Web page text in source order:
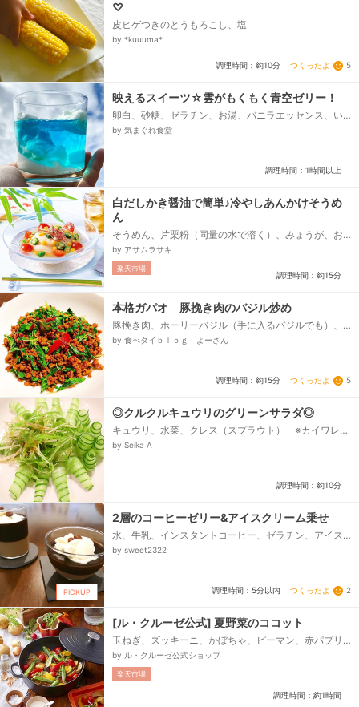
♡
皮ヒゲつきのとうもろこし、塩
by *kuuuma*
調理時間：約10分 つくったよ 5
映えるスイーツ☆雲がもくもく青空ゼリー！
卵白、砂糖、ゼラチン、お湯、バニラエッセンス、い
ろはす(お好みのお味で)、ブルーハワイかかき氷シロッ
by 気まぐれ食堂
調理時間：1時間以上
白だしかき醤油で簡単♪冷やしあんかけそうめ
ん
そうめん、片栗粉（同量の水で溶く）、みょうが、お
ろし生姜、【Ａ】白だしかき醤油、【Ａ】水、【Ａ】
塩、【Ｂ】オクラ、【Ｂ】ミニトマト、【Ｂ】スイー
トコーン...
by アサムラサキ
楽天市場
調理時間：約15分
本格ガパオ 豚挽き肉のバジル炒め
豚挽き肉、ホーリーバジル（手に入るバジルでも）、
ニンニク、生唐辛子、✦ガパオソース材料✦、✦オイス
by 食べタイｂｌｏｇ よーさん
調理時間：約15分 つくったよ 5
◎クルクルキュウリのグリーンサラダ◎
キュウリ、水菜、クレス（スプラウト） ※カイワレ大
根など、おろしポン酢、生七味（チューブ使用）
by Seika A
調理時間：約10分
PICKUP
2層のコーヒーゼリー&アイスクリーム乗せ
水、牛乳、インスタントコーヒー、ゼラチン、アイス
クリーム
by sweet2322
調理時間：5分以内 つくったよ 2
[ル・クルーゼ公式] 夏野菜のココット
玉ねぎ、ズッキーニ、かぼちゃ、ピーマン、赤パプリ
カ、黄パプリカ、プチトマト、なす、オクラ、にんに
く、パプリカパウダー、タイム、エルブ・ド・プロバ
ンス、（なければドライバジル）、ローリエ、オリー
ブオイル、野菜だし(スープのみ)、・ レシピID：
1260004617参照、（または固形ブイヨンスープ）、
by ル・クルーゼ公式ショップ
楽天市場
調理時間：約1時間